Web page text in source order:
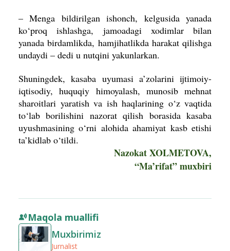
– Menga bildirilgan ishonch, kelgusida yanada
ko‘proq ishlashga, jamoadagi xodimlar bilan
yanada birdamlikda, hamjihatlikda harakat qilishga
undaydi – dedi u nutqini yakunlarkan.
Shuningdek, kasaba uyumasi a’zolarini ijtimoiy-
iqtisodiy, huquqiy himoyalash, munosib mehnat
sharoitlari yaratish va ish haqlarining o‘z vaqtida
to‘lab borilishini nazorat qilish borasida kasaba
uyushmasining o‘rni alohida ahamiyat kasb etishi
ta’kidlab o‘tildi.
Nazokat XOLMETOVA,
“Ma’rifat” muxbiri
Maqola muallifi
Muxbirimiz
Jurnalist